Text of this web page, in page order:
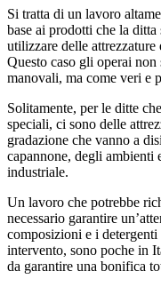
Si tratta di un lavoro
base ai prodotti che la ditta
utilizzare delle
Questo caso gli operai
manovali, ma come veri e
Solitamente, per le ditte
speciali, ci sono delle
gradazione che vanno a
capannone, degli ambienti
industriale.
Un lavoro che potrebbe
necessario garantire
composizioni e i
intervento, sono poche in
da garantire una bonifica